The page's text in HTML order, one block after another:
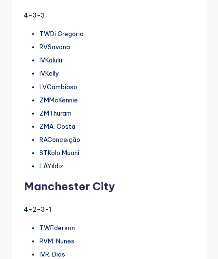
4-3-3
TWDi Gregorio
RVSavona
IVKalulu
IVKelly
LVCambiaso
ZMMcKennie
ZMThuram
ZMA. Costa
RAConceição
STKolo Muani
LAYıldız
Manchester City
4-2-3-1
TWEderson
RVM. Nunes
IVR. Dias